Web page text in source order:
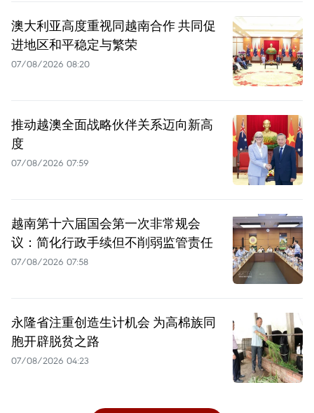
澳大利亚高度重视同越南合作 共同促
进地区和平稳定与繁荣
07/08/2026 08:20
推动越澳全面战略伙伴关系迈向新高
度
07/08/2026 07:59
越南第十六届国会第一次非常规会
议：简化行政手续但不削弱监管责任
07/08/2026 07:58
永隆省注重创造生计机会 为高棉族同
胞开辟脱贫之路
07/08/2026 04:23